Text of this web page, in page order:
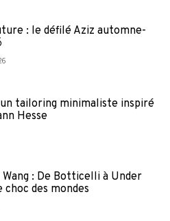
: le défilé Aziz automne-
un tailoring minimaliste inspiré
Hesse
Wang : De Botticelli à Under
des mondes